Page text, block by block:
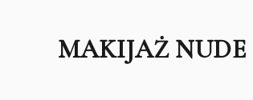
MAKIJAŻ